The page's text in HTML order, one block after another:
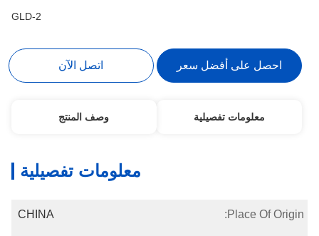
GLD-2
احصل على أفضل سعر اتصل الآن
معلومات تفصيلية وصف المنتج
معلومات تفصيلية
Place Of Origin:
CHINA